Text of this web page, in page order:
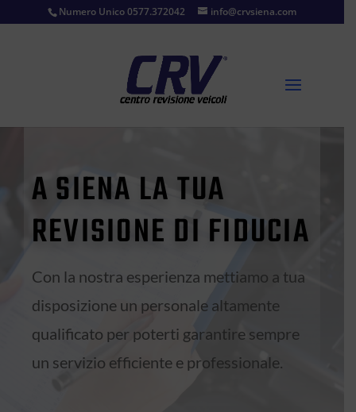
Numero Unico 0577.372042 info@crvsiena.com
A SIENA LA TUA
REVISIONE DI FIDUCIA
Con la nostra esperienza mettiamo a tua
disposizione un personale altamente
qualificato per poterti garantire sempre
un servizio efficiente e professionale.